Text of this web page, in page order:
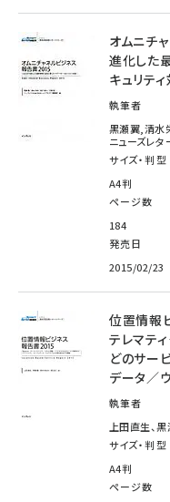
オムニチ
進化した
キュリティ
執筆者
黒瀬翼,清水
ニューズレタ
サイズ・判型
A4判
ページ数
184
発売日
2015/02/23
位置情報
テレマテ
どのサー
データ／
執筆者
上田直生、
サイズ・判型
A4判
ページ数